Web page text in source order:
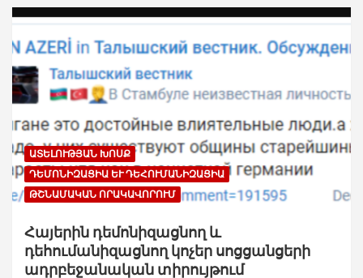
ԱՏԵԼՈՒԹՅԱՆ ԽՈՍՔ
ԴԵՄՈՆԻԶԱՑԻԱ ԵՒ ԴԵՀՈՒՄԱՆԻԶԱՑԻԱ
ԹՇՆԱՄԱԿԱՆ ՈՐԱԿԱՎՈՐՈՒՄ
Հայերին դեմոնիզացնող և
դեհումանիզացնող կոչեր սոցցանցերի
ադրբեջանական տիրույթում